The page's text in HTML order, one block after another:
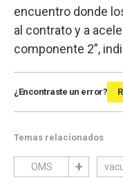
encuentro donde
al contrato y a
componente 2”,
¿Encontraste un error?
Temas relacionados
OMS